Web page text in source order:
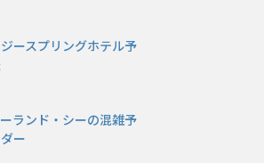
ースプリングホテル予
ランド・シーの混雑予
ー